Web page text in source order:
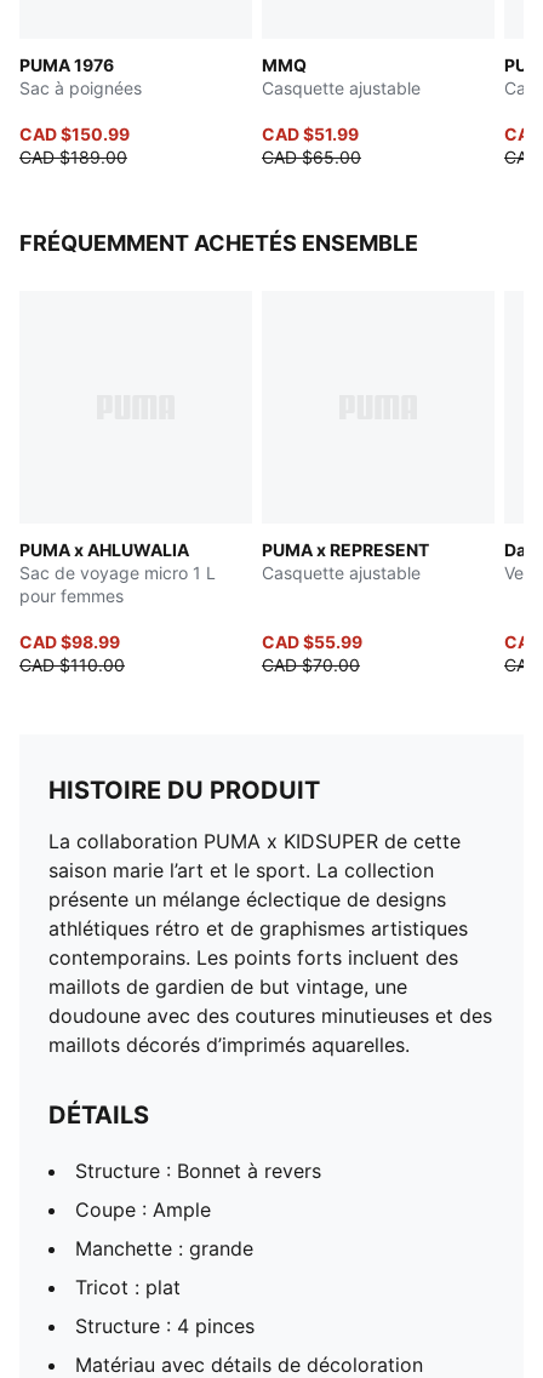
PUMA 1976
Sac à poignées
CAD $150.99
CAD $189.00
MMQ
Casquette ajustable
CAD $51.99
CAD $65.00
FRÉQUEMMENT ACHETÉS ENSEMBLE
PUMA x AHLUWALIA
Sac de voyage micro 1 L
pour femmes
CAD $98.99
CAD $110.00
PUMA x REPRESENT
Casquette ajustable
CAD $55.99
CAD $70.00
HISTOIRE DU PRODUIT
La collaboration PUMA x KIDSUPER de cette
saison marie l’art et le sport. La collection
présente un mélange éclectique de designs
athlétiques rétro et de graphismes artistiques
contemporains. Les points forts incluent des
maillots de gardien de but vintage, une
doudoune avec des coutures minutieuses et des
maillots décorés d’imprimés aquarelles.
DÉTAILS
Structure : Bonnet à revers
Coupe : Ample
Manchette : grande
Tricot : plat
Structure : 4 pinces
Matériau avec détails de décoloration